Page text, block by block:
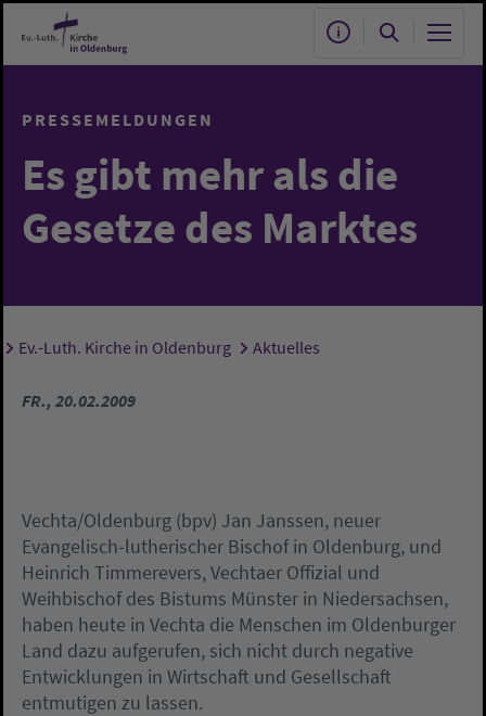
Zum Hauptinhalt springen
PRESSEMELDUNGEN
Es gibt mehr als die
Gesetze des Marktes
Sie sind hier:
Ev.-Luth. Kirche in Oldenburg Aktuelles
FR., 20.02.2009
Vechta/Oldenburg (bpv) Jan Janssen, neuer
Evangelisch-lutherischer Bischof in Oldenburg, und
Heinrich Timmerevers, Vechtaer Offizial und
Weihbischof des Bistums Münster in Niedersachsen,
haben heute in Vechta die Menschen im Oldenburger
Land dazu aufgerufen, sich nicht durch negative
Entwicklungen in Wirtschaft und Gesellschaft
entmutigen zu lassen.